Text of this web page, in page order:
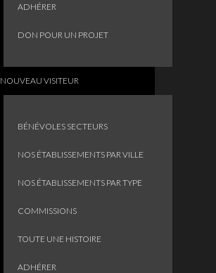
ADHÉRER
DON POUR UN PROJET
NOUVEAU VISITEUR
BÉNÉVOLES SECTEURS
NOS ÉTABLISSEMENTS PAR VILLE
NOS ÉTABLISSEMENTS PAR TYPE
COMMISSIONS
TOUTE UNE HISTOIRE
ADHÉRER